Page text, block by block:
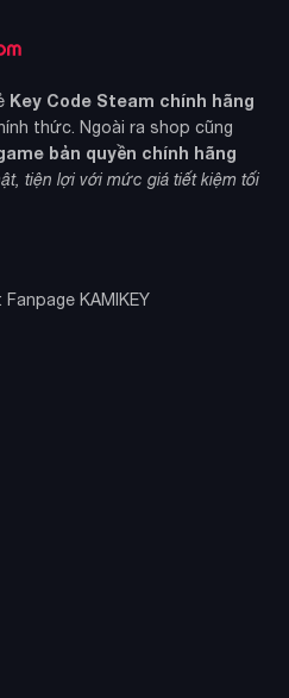
Key Code Steam chính hãng
thức. Ngoài ra shop cũng
bản quyền chính hãng
tiện lợi với mức giá tiết kiệm tối
KAMIKEY